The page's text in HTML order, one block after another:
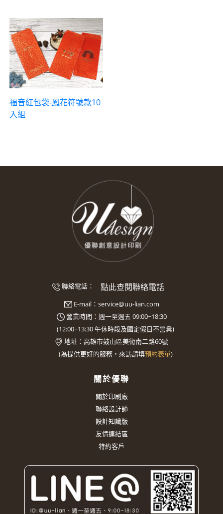
福音紅包袋-鳳花符號款10
入組
聯絡電話： 點此查閱聯絡電話
E-mail： service@uu-lian.com
營業時間：週一至週五 09:00~18:30
(12:00~13:30午休時段及國定假日不營業)
地址： 高雄市鼓山區美術南二路60號
(為提供更好的服務，來訪請填預約表單)
關於優聯
關於印刷廠
聯絡設計師
設計知識版
友情連結區
特約客戶